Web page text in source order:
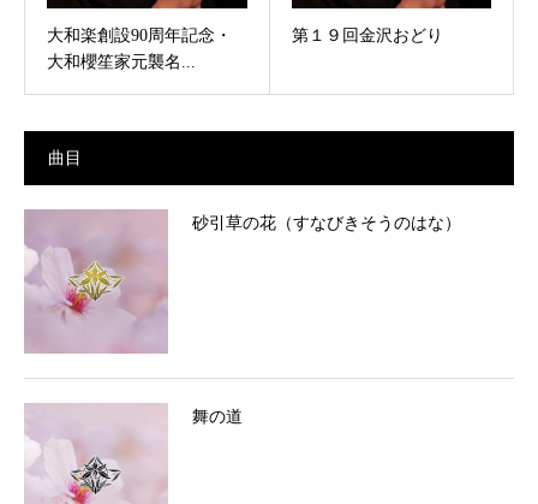
大和楽創設90周年記念・
大和櫻笙家元襲名...
第１９回金沢おどり
曲目
砂引草の花（すなびきそうのはな）
舞の道